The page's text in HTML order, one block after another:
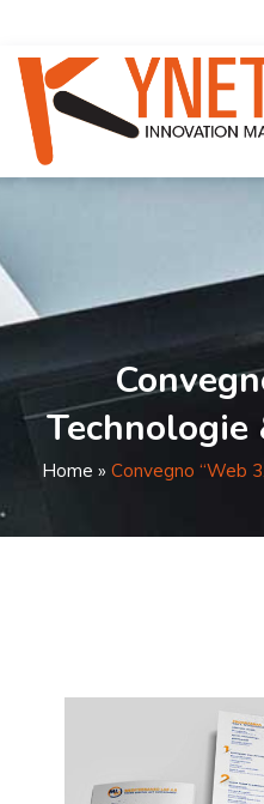
Technologie
Home » Convegno “Web